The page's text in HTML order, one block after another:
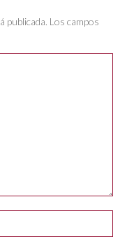
Los campos